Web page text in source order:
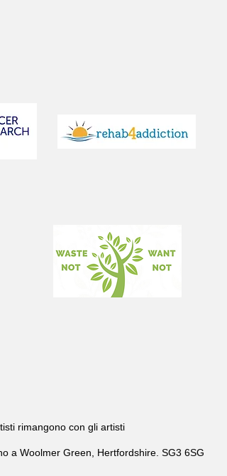
rimangono con gli artisti
a Woolmer Green, Hertfordshire. SG3 6SG